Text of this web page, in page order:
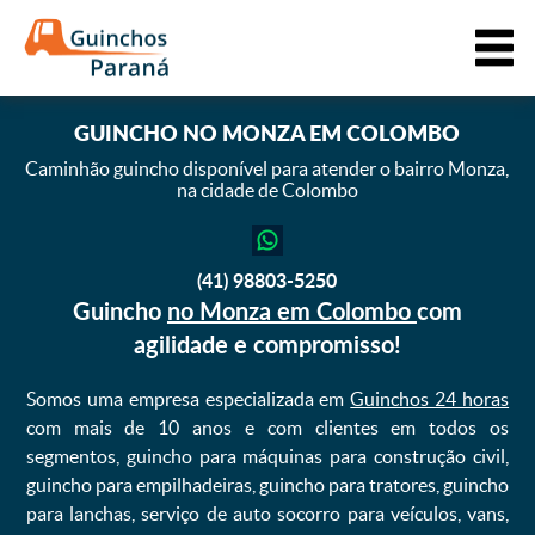
GUINCHONO MONZA EM COLOMBO
Caminhão guincho disponível para atender o bairro Monza,
na cidade de Colombo
(41) 98803-5250
Guincho no Monza em Colombocom
agilidade e compromisso!
Somos uma empresa especializada emGuinchos 24 horas
com mais de 10 anos e com clientes em todos os
segmentos, guincho para máquinas para construção civil,
guincho para empilhadeiras, guincho para tratores, guincho
para lanchas, serviço de auto socorro para veículos, vans,